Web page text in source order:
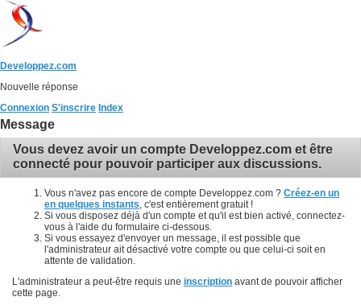
Developpez.com
Nouvelle réponse
Connexion S'inscrire Index
Message
Vous devez avoir un compte Developpez.com et être
connecté pour pouvoir participer aux discussions.
Vous n'avez pas encore de compte Developpez.com ? Créez-en un
en quelques instants , c'est entièrement gratuit !
Si vous disposez déjà d'un compte et qu'il est bien activé, connectez-
vous à l'aide du formulaire ci-dessous.
Si vous essayez d'envoyer un message, il est possible que
l'administrateur ait désactivé votre compte ou que celui-ci soit en
attente de validation.
L'administrateur a peut-être requis une inscription avant de pouvoir afficher
cette page.